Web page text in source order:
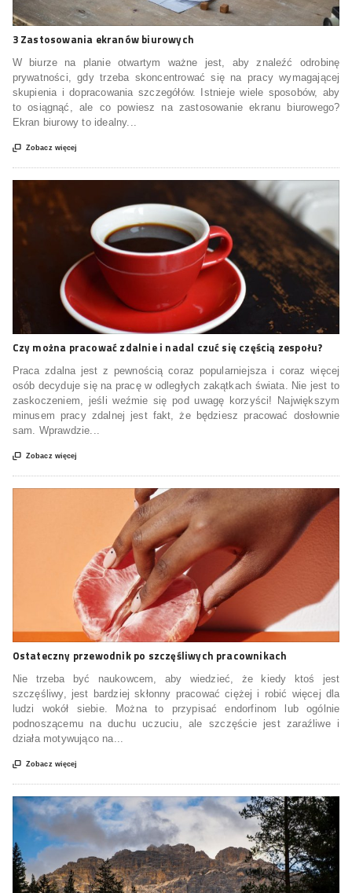
3 Zastosowania ekranów biurowych
W biurze na planie otwartym ważne jest, aby znaleźć odrobinę
prywatności, gdy trzeba skoncentrować się na pracy wymagającej
skupienia i dopracowania szczegółów. Istnieje wiele sposobów, aby
to osiągnąć, ale co powiesz na zastosowanie ekranu biurowego?
Ekran biurowy to idealny...
 Zobacz więcej
Czy można pracować zdalnie i nadal czuć się częścią zespołu?
Praca zdalna jest z pewnością coraz popularniejsza i coraz więcej
osób decyduje się na pracę w odległych zakątkach świata. Nie jest to
zaskoczeniem, jeśli weźmie się pod uwagę korzyści! Największym
minusem pracy zdalnej jest fakt, że będziesz pracować dosłownie
sam. Wprawdzie...
 Zobacz więcej
Ostateczny przewodnik po szczęśliwych pracownikach
Nie trzeba być naukowcem, aby wiedzieć, że kiedy ktoś jest
szczęśliwy, jest bardziej skłonny pracować ciężej i robić więcej dla
ludzi wokół siebie. Można to przypisać endorfinom lub ogólnie
podnoszącemu na duchu uczuciu, ale szczęście jest zaraźliwe i
działa motywująco na...
 Zobacz więcej